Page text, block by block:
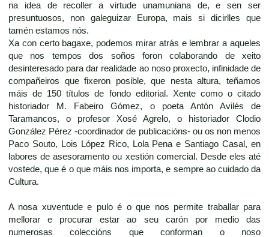
na idea de recoller a virtude unamuniana de, e sen ser
presuntuosos, non galeguizar Europa, mais si dicirlles que
tamén estamos nós.
Xa con certo bagaxe, podemos mirar atrás e lembrar a aqueles
que nos tempos dos soños foron colaborando de xeito
desinteresado para dar realidade ao noso proxecto, infinidade de
compañeiros que fixeron posible, que nesta altura, teñamos
máis de 150 títulos de fondo editorial. Xente como o citado
historiador M. Fabeiro Gómez, o poeta Antón Avilés de
Taramancos, o profesor Xosé Agrelo, o historiador Clodio
González Pérez -coordinador de publicacións- ou os non menos
Paco Souto, Lois López Rico, Lola Pena e Santiago Casal, en
labores de asesoramento ou xestión comercial. Desde eles até
vostede, que é o que máis nos importa, e sempre ao cuidado da
Cultura.
A nosa xuventude e pulo é o que nos permite traballar para
mellorar e procurar estar ao seu carón por medio das
numerosas coleccións que conforman o noso